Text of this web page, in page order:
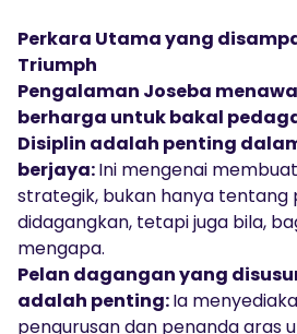
Perkara Utama yang
Triumph
Pengalaman Joseba
berharga untuk bakal
Disiplin adalah penting
berjaya:Ini mengenai
strategik, bukan hanya tentang
didagangkan, tetapi juga bila,
mengapa.
Pelan dagangan yang
adalah penting:Ia
pengurusan dan penanda aras